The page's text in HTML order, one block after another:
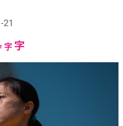
21
Decrease
字Reset
字Increase